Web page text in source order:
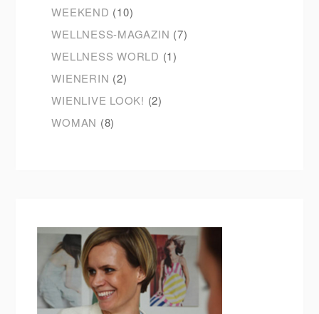
WEEKEND (10)
WELLNESS-MAGAZIN (7)
WELLNESS WORLD (1)
WIENERIN (2)
WIENLIVE LOOK! (2)
WOMAN (8)